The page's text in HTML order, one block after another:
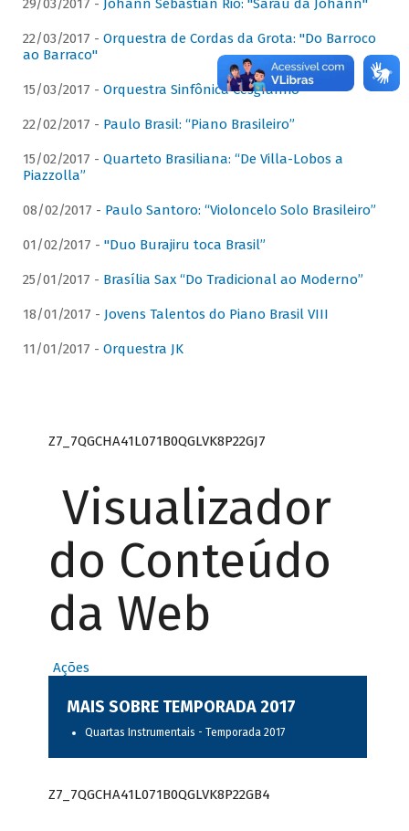
29/03/2017 - Johann Sebastian Rio: "Sarau da Johann"
22/03/2017 - Orquestra de Cordas da Grota: "Do Barroco
ao Barraco"
15/03/2017 - Orquestra Sinfônica Cesgranrio
22/02/2017 - Paulo Brasil: “Piano Brasileiro”
15/02/2017 - Quarteto Brasiliana: “De Villa-Lobos a
Piazzolla”
08/02/2017 - Paulo Santoro: “Violoncelo Solo Brasileiro”
01/02/2017 - "Duo Burajiru toca Brasil”
25/01/2017 - Brasília Sax “Do Tradicional ao Moderno”
18/01/2017 - Jovens Talentos do Piano Brasil VIII
11/01/2017 - Orquestra JK
Z7_7QGCHA41L071B0QGLVK8P22GJ7
Visualizador
do Conteúdo
da Web
Ações
MAIS SOBRE TEMPORADA 2017
Quartas Instrumentais - Temporada 2017
Z7_7QGCHA41L071B0QGLVK8P22GB4